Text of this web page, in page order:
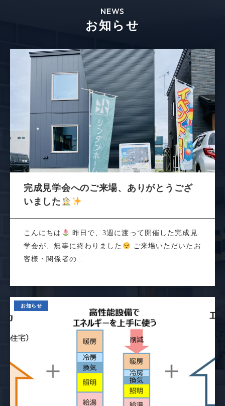
NEWS
お知らせ
完成見学会へのご来場、ありがとうござ
いました
こんにちは
昨日で、3週に渡って開催した完成見
学会が、無事に終わりました
ご来場いただいたお
客様・関係者の...
お知らせ